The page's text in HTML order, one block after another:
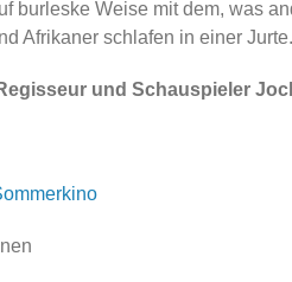
burleske Weise mit dem, was
Afrikaner schlafen in einer
und Schauspieler